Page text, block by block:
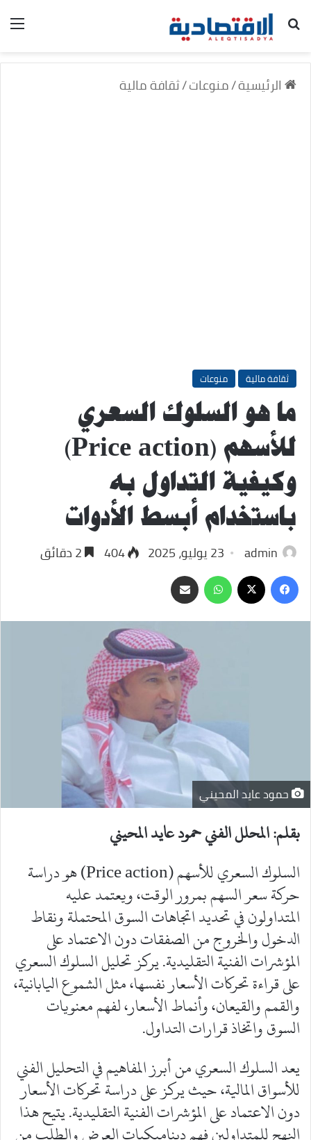
بحث عن
الرئيسية/منوعات/ثقافة مالية
ثقافة مالية منوعات
ما هو السلوك السعري
للأسهم (Price action)
وكيفية التداول به
باستخدام أبسط الأدوات
admin 23 يوليو، 2025 404
فيسبوك
‫X واتسابمشاركة
عبر
البريد
حمود عايد المحيني
بقلم: المحلل الفني حمود عايد المحيني
السلوك السعري للأسهم (Price action) هو دراسة
حركة سعر السهم بمرور الوقت، ويعتمد عليه
المتداولون في تحديد اتجاهات السوق المحتملة ونقاط
الدخول والخروج من الصفقات دون الاعتماد على
المؤشرات الفنية التقليدية. يركز تحليل السلوك السعري
على قراءة تحركات الأسعار نفسها، مثل الشموع اليابانية،
والقمم والقيعان، وأنماط الأسعار، لفهم معنويات
السوق واتخاذ قرارات التداول.
يعد السلوك السعري من أبرز المفاهيم في التحليل الفني
للأسواق المالية، حيث يركز على دراسة تحركات الأسعار
دون الاعتماد على المؤشرات الفنية التقليدية. يتيح هذا